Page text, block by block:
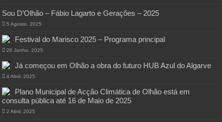
Sou D’Olhão – Fábio Lagarto e Gerações – 2025
5 Agosto, 2025
Festival do Marisco 2025 – Programa principal
20 Junho, 2025
Já começou em Olhão a obra do futuro HUB Azul do Algarve
4 Abril, 2025
Plano Municipal de Acção Climática de Olhão está em
consulta pública até 16 de Maio de 2025
2 Abril, 2025